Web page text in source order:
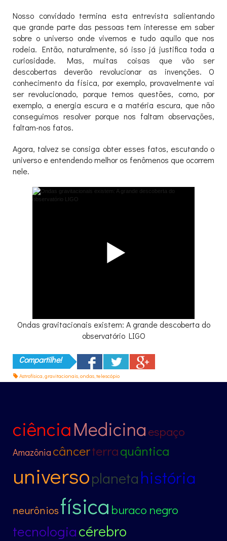
Nosso convidado termina esta entrevista salientando
que grande parte das pessoas tem interesse em saber
sobre o universo onde vivemos e tudo aquilo que nos
rodeia. Então, naturalmente, só isso já justifica toda a
curiosidade. Mas, muitas coisas que vão ser
descobertas deverão revolucionar as invenções. O
conhecimento da física, por exemplo, provavelmente vai
ser revolucionado, porque temos questões, como, por
exemplo, a energia escura e a matéria escura, que não
conseguimos resolver porque nos faltam observações,
faltam-nos fatos.
Agora, talvez se consiga obter esses fatos, escutando o
universo e entendendo melhor os fenômenos que ocorrem
nele.
Ondas gravitacionais existem: A grande descoberta do
observatório LIGO
Compartilhe!
Astrofísica,gravitacionais,ondas,telescópio
ciênciaMedicina espaço
Amazônia câncerterraquântica
universoplanetahistória
neurôniosfísica buraco negro
tecnologiacérebro